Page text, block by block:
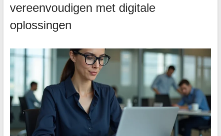
vereenvoudigen met digitale
oplossingen